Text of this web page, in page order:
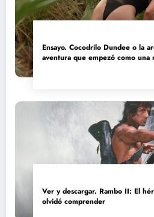
Ensayo. Cocodrilo Dundee o la
aventura que empezó como una
Ver y descargar. Rambo II: El
olvidó comprender